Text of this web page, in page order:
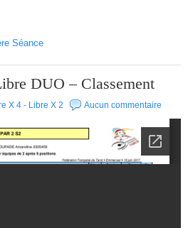
Séance
DUO – Classement
X 4 - Libre X 2 Aucun commentaire